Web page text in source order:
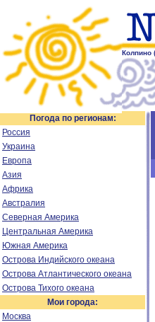
Колпино
Погода по регионам:
Россия
Украина
Европа
Азия
Африка
Австралия
Северная Америка
Центральная Америка
Южная Америка
Острова Индийского океана
Острова Атлантического океана
Острова Тихого океана
Мои города:
Москва